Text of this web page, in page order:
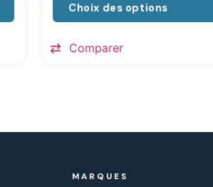
Choix des options
Comparer
MARQUES